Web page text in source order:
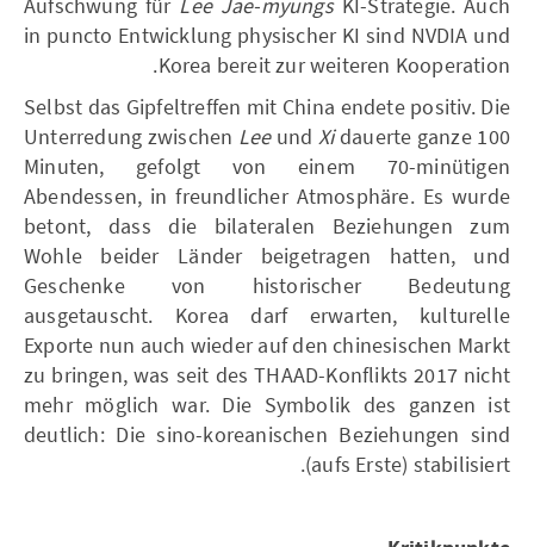
in puncto Entwicklung physischer KI sind NVDIA und
Korea bereit zur weiteren Kooperation.
Selbst das Gipfeltreffen mit China endete positiv. Die
Unterredung zwischen LeeundXidauerte ganze 100
Minuten, gefolgt von einem 70-minütigen
Abendessen, in freundlicher Atmosphäre. Es wurde
betont, dass die bilateralen Beziehungen zum
Wohle beider Länder beigetragen hatten, und
Geschenke von historischer Bedeutung
ausgetauscht. Korea darf erwarten, kulturelle
Exporte nun auch wieder auf den chinesischen Markt
zu bringen, was seit des THAAD-Konflikts 2017 nicht
mehr möglich war. Die Symbolik des ganzen ist
deutlich: Die sino-koreanischen Beziehungen sind
(aufs Erste) stabilisiert.